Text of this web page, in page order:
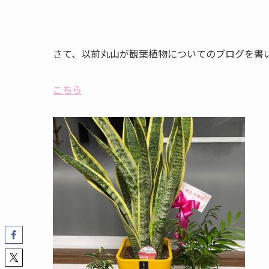
さて、以前丸山が観葉植物についてのブログを書
こちら